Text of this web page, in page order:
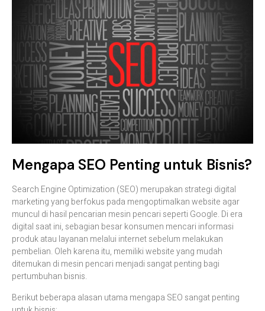
Mengapa SEO Penting untuk Bisnis?
Search Engine Optimization (SEO) merupakan strategi digital
marketingyang berfokus pada mengoptimalkanwebsite agar
muncul di hasil pencarian mesin pencari seperti Google. Di era
digital saatini, sebagian besarkonsumen mencari informasi
produkatau layanan melalui internetsebelum melakukan
pembelian. Oleh karena itu, memilikiwebsiteyang mudah
ditemukan di mesin pencari menjadi sangatpenting bagi
pertumbuhan bisnis.
Berikutbeberapa alasan utama mengapa SEO sangatpenting